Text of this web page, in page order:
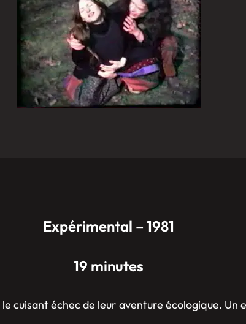
Expérimental – 1981
19 minutes
cuisant échec de leur aventure écologique. Un